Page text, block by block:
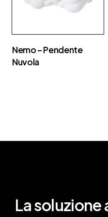
Nemo – Pendente
Nuvola
La